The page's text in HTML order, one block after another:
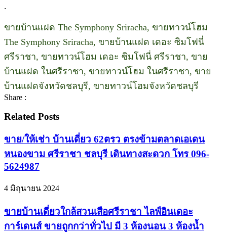
.
ขายบ้านแฝด The Symphony Sriracha, ขายทาวน์โฮม
The Symphony Sriracha, ขายบ้านแฝด เดอะ ซิมโฟนี่
ศรีราชา, ขายทาวน์โฮม เดอะ ซิมโฟนี่ ศรีราชา, ขาย
บ้านแฝด ในศรีราชา, ขายทาวน์โฮม ในศรีราชา, ขาย
บ้านแฝดจังหวัดชลบุรี, ขายทาวน์โฮมจังหวัดชลบุรี
Share :
Related Posts
ขาย/ให้เช่า บ้านเดี่ยว 62ตรว ตรงข้ามตลาดเอเดน
หนองขาม ศรีราชา ชลบุรี เดินทางสะดวก โทร 096-
5624987
4 มิถุนายน 2024
ขายบ้านเดี่ยวใกล้สวนเสือศรีราชา ไลฟ์อินเดอะ
การ์เดนส์ ขายถูกกว่าทั่วไป มี 3 ห้องนอน 3 ห้องน้ำ